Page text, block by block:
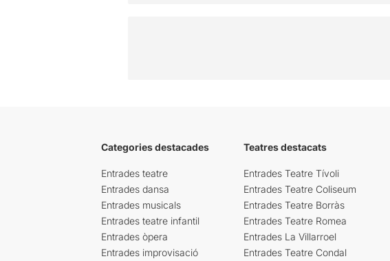
Categories destacades
Entrades teatre
Entrades dansa
Entrades musicals
Entrades teatre infantil
Entrades òpera
Entrades improvisació
Teatres destacats
Entrades Teatre Tívoli
Entrades Teatre Coliseum
Entrades Teatre Borràs
Entrades Teatre Romea
Entrades La Villarroel
Entrades Teatre Condal